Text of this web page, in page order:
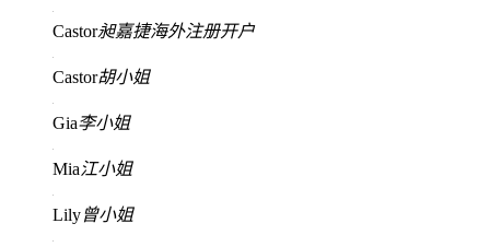
Castor昶嘉捷海外注册开户
Castor胡小姐
Gia李小姐
Mia江小姐
Lily曾小姐